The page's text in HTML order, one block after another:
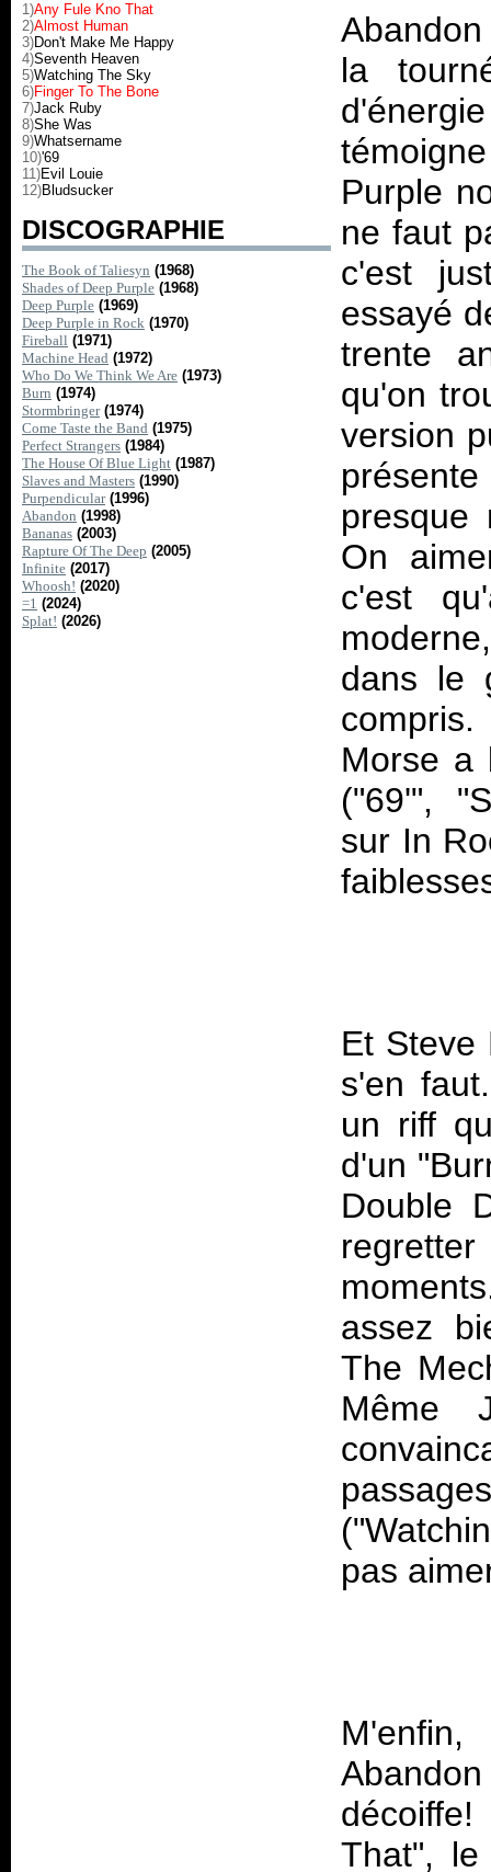
1)Any Fule Kno That
2)Almost Human
3)Don't Make Me Happy
4)Seventh Heaven
5)Watching The Sky
6)Finger To The Bone
7)Jack Ruby
8)She Was
9)Whatsername
10)'69
11)Evil Louie
12)Bludsucker
DISCOGRAPHIE
The Book of Taliesyn (1968)
Shades of Deep Purple (1968)
Deep Purple (1969)
Deep Purple in Rock (1970)
Fireball (1971)
Machine Head (1972)
Who Do We Think We Are (1973)
Burn (1974)
Stormbringer (1974)
Come Taste the Band (1975)
Perfect Strangers (1984)
The House Of Blue Light (1987)
Slaves and Masters (1990)
Purpendicular (1996)
Abandon (1998)
Bananas (2003)
Rapture Of The Deep (2005)
Infinite (2017)
Whoosh! (2020)
=1 (2024)
Splat! (2026)
la
Purple
ne faut
c'est
essayé
trente
qu'on
version
presque
On
c'est
dans le
Morse a
("69'",
sur In
Et Steve
s'en
un riff
d'un
Double
regretter
assez
The
Même
pas
Abandon
That",